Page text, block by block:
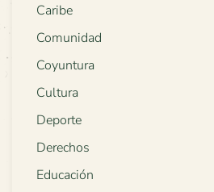
Caribe
Comunidad
Coyuntura
Cultura
Deporte
Derechos
Educación